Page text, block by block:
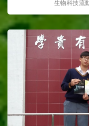
生物科技流